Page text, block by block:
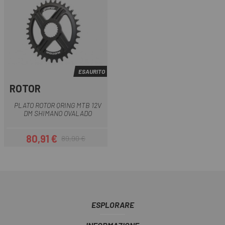
ESAURITO
ROTOR
PLATO ROTOR QRING MTB 12V
DM SHIMANO OVALADO
Prezzo
80,91 €Prezzo base
89,90 €
ESPLORARE